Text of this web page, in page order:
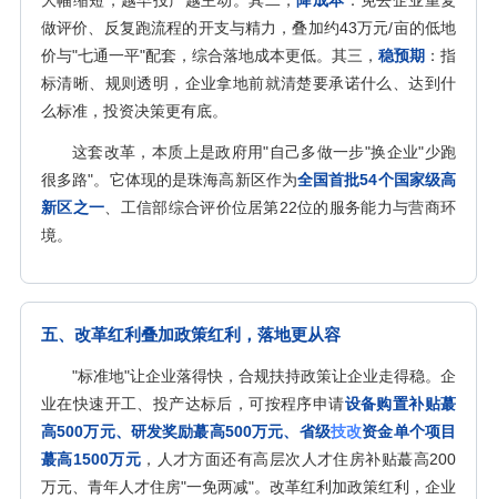
做评价、反复跑流程的开支与精力，叠加约43万元/亩的低地
价与"七通一平"配套，综合落地成本更低。其三， 稳预期 ：指
标清晰、规则透明，企业拿地前就清楚要承诺什么、达到什
么标准，投资决策更有底。
这套改革，本质上是政府用"自己多做一步"换企业"少跑
很多路"。它体现的是珠海高新区作为全国首批54个国家级高
新区之一 、工信部综合评价位居第22位的服务能力与营商环
境。
五、改革红利叠加政策红利，落地更从容
"标准地"让企业落得快，合规扶持政策让企业走得稳。企
业在快速开工、投产达标后，可按程序申请设备购置补贴蕞
高500万元、研发奖励蕞高500万元、省级技改资金单个项目
蕞高1500万元 ，人才方面还有高层次人才住房补贴蕞高200
万元、青年人才住房"一免两减"。改革红利加政策红利，企业